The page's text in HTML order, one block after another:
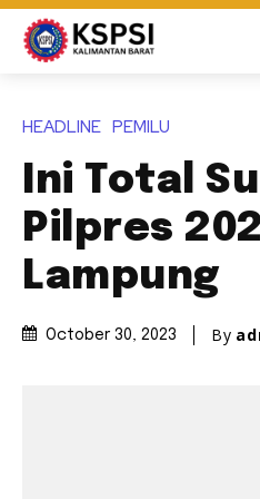
HEADLINE PEMILU
Ini Total
Pilpres
Lampung
October 30, 2023 By